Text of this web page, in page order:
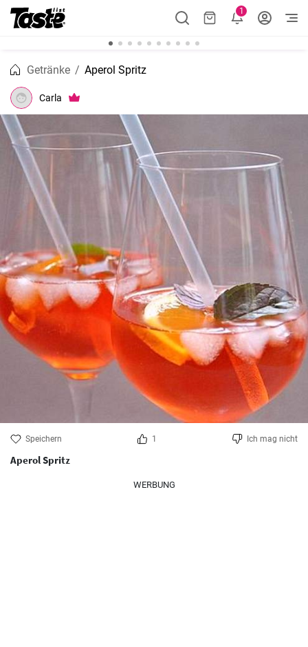
1
Getränke Aperol Spritz
Carla
Speichern 1 Ich mag nicht
Aperol Spritz
WERBUNG